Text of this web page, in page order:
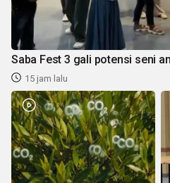
Saba Fest 3 gali potensi seni
15 jam lalu